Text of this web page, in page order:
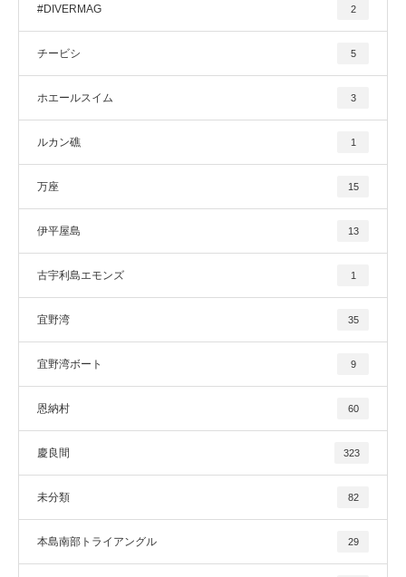
#DIVERMAG 2
チービシ 5
ホエールスイム 3
ルカン礁 1
万座 15
伊平屋島 13
古宇利島エモンズ 1
宜野湾 35
宜野湾ボート 9
恩納村 60
慶良間 323
未分類 82
本島南部トライアングル 29